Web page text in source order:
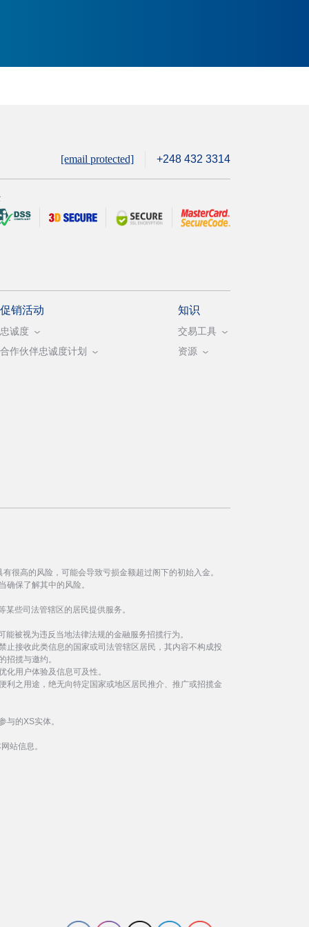
[email protected] +248 432 3314
促销活动
忠诚度
合作伙伴忠诚度计划
知识
交易工具
资源
很高的风险，可能会导致亏损金额超过阁下的初始入金。
确保了解其中的风险。
些司法管辖区的居民提供服务。
被视为违反当地法律法规的金融服务招揽行为。
止接收此类信息的国家或司法管辖区居民，其内容不构成投
招揽与邀约。
化用户体验及信息可及性。
利之用途，绝无向特定国家或地区居民推介、推广或招揽金
与的XS实体。
站信息。